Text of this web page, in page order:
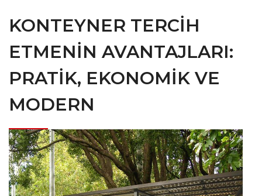
KONTEYNER TERCIH
ETMENIN AVANTAJLARI:
PRATIK, EKONOMIK VE
MODERN